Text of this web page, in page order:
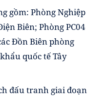
gồm: Phòng Nghiệp
Biên; Phòng PC04
Đồn Biên phòng
quốc tế Tây
đấu tranh giai đoạn